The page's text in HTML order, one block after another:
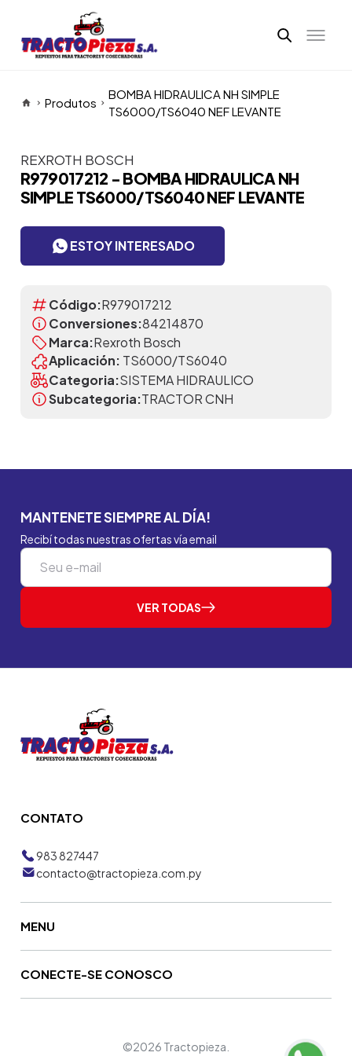
Produtos
BOMBA HIDRAULICA NH SIMPLE
TS6000/TS6040 NEF LEVANTE
Itens da Galeria
REXROTH BOSCH
R979017212 - BOMBA HIDRAULICA NH
SIMPLE TS6000/TS6040 NEF LEVANTE
ESTOY INTERESADO
Código:R979017212
Conversiones:84214870
Marca:Rexroth Bosch
Aplicación: TS6000/TS6040
Categoria:SISTEMA HIDRAULICO
Subcategoria:TRACTOR CNH
MANTENETE SIEMPRE AL DÍA!
Recibí todas nuestras ofertas vía email
VER TODAS
CONTATO
983 827447
contacto@tractopieza.com.py
MENU
CONECTE-SE CONOSCO
©2026 Tractopieza.